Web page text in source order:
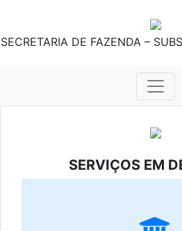
SECRETARIA DE FAZENDA –
SERVIÇOS EM